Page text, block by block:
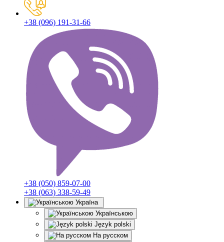
+38 (096) 191-31-66
+38 (050) 859-07-00
+38 (063) 338-59-49
Україна
Українською
Język polski
На русском